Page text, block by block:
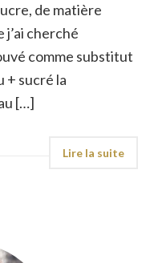
de matière
j’ai cherché
comme substitut
+ sucré la
[…]